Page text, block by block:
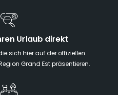
Urlaub direkt
sich hier auf der offiziellen
Grand Est präsentieren.